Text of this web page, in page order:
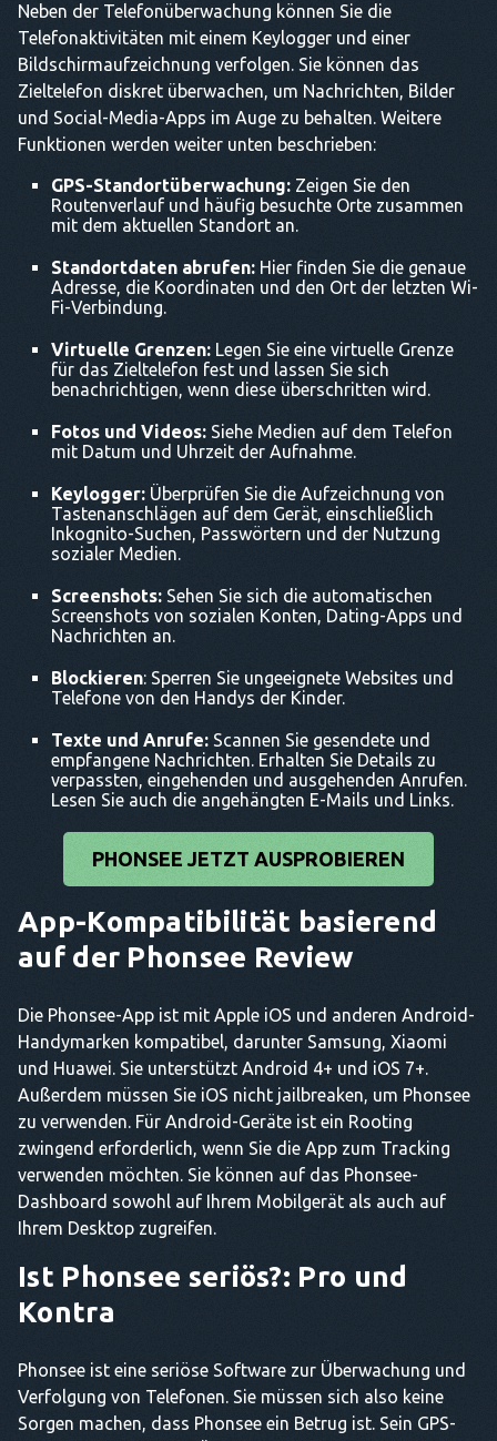
Neben der Telefonüberwachung können Sie die
Telefonaktivitäten mit einem Keylogger und einer
Bildschirmaufzeichnung verfolgen. Sie können das
Zieltelefon diskret überwachen, um Nachrichten, Bilder
und Social-Media-Apps im Auge zu behalten. Weitere
Funktionen werden weiter unten beschrieben:
GPS-Standortüberwachung: Zeigen Sie den
Routenverlauf und häufig besuchte Orte zusammen
mit dem aktuellen Standort an.
Standortdaten abrufen: Hier finden Sie die genaue
Adresse, die Koordinaten und den Ort der letzten Wi-
Fi-Verbindung.
Virtuelle Grenzen: Legen Sie eine virtuelle Grenze
für das Zieltelefon fest und lassen Sie sich
benachrichtigen, wenn diese überschritten wird.
Fotos und Videos: Siehe Medien auf dem Telefon
mit Datum und Uhrzeit der Aufnahme.
Keylogger: Überprüfen Sie die Aufzeichnung von
Tastenanschlägen auf dem Gerät, einschließlich
Inkognito-Suchen, Passwörtern und der Nutzung
sozialer Medien.
Screenshots: Sehen Sie sich die automatischen
Screenshots von sozialen Konten, Dating-Apps und
Nachrichten an.
Blockieren: Sperren Sie ungeeignete Websites und
Telefone von den Handys der Kinder.
Texte und Anrufe: Scannen Sie gesendete und
empfangene Nachrichten. Erhalten Sie Details zu
verpassten, eingehenden und ausgehenden Anrufen.
Lesen Sie auch die angehängten E-Mails und Links.
PHONSEE JETZT AUSPROBIEREN
App-Kompatibilität basierend
auf der Phonsee Review
Die Phonsee-App ist mit Apple iOS und anderen Android-
Handymarken kompatibel, darunter Samsung, Xiaomi
und Huawei. Sie unterstützt Android 4+ und iOS 7+.
Außerdem müssen Sie iOS nicht jailbreaken, um Phonsee
zu verwenden. Für Android-Geräte ist ein Rooting
zwingend erforderlich, wenn Sie die App zum Tracking
verwenden möchten. Sie können auf das Phonsee-
Dashboard sowohl auf Ihrem Mobilgerät als auch auf
Ihrem Desktop zugreifen.
Ist Phonsee seriös?: Pro und
Kontra
Phonsee ist eine seriöse Software zur Überwachung und
Verfolgung von Telefonen. Sie müssen sich also keine
Sorgen machen, dass Phonsee ein Betrug ist. Sein GPS-